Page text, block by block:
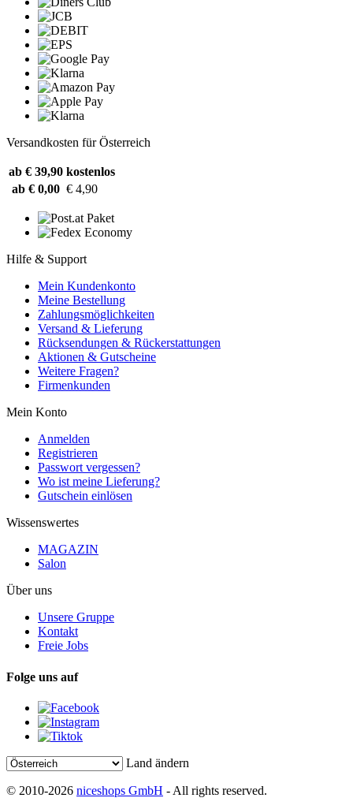
Versandkosten für Österreich
ab € 39,90 kostenlos
ab € 0,00 € 4,90
Hilfe & Support
Mein Kundenkonto
Meine Bestellung
Zahlungsmöglichkeiten
Versand & Lieferung
Rücksendungen & Rückerstattungen
Aktionen & Gutscheine
Weitere Fragen?
Firmenkunden
Mein Konto
Anmelden
Registrieren
Passwort vergessen?
Wo ist meine Lieferung?
Gutschein einlösen
Wissenswertes
MAGAZIN
Salon
Über uns
Unsere Gruppe
Kontakt
Freie Jobs
Folge uns auf
Land ändern
© 2010-2026 niceshops GmbH - All rights reserved.